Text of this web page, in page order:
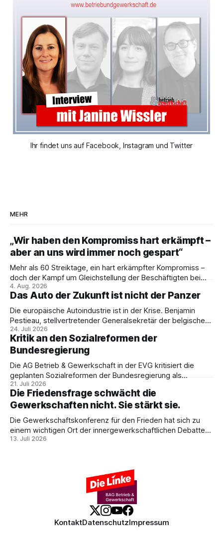
Ihr findet uns auf Facebook, Instagram und Twitter
MEHR
„Wir haben den Kompromiss hart erkämpft –
aber an uns wird immer noch gespart“
Mehr als 60 Streiktage, ein hart erkämpfter Kompromiss –
doch der Kampf um Gleichstellung der Beschäftigten bei
den Vivantes-Töchtern geht weiter. Im Gespräch mit Julia-
C. Stange zieht Nicodem Tomkowiak Bilanz des
Erzwingungsstreiks und formuliert klare Erwartungen an die
Politik.
4. Aug. 2026
Das Auto der Zukunft ist nicht der Panzer
Die europäische Autoindustrie ist in der Krise. Benjamin
Pestieau, stellvertretender Generalsekretär der belgischen
PTB, zeigt, warum das kein technisches Schicksal ist – und
weshalb die Antwort nicht Aufrüstung, sondern eine
demokratische Industriepolitik im Interesse der
Beschäftigten sein muss.
24. Juli 2026
Kritik an den Sozialreformen der
Bundesregierung
Die AG Betrieb & Gewerkschaft in der EVG kritisiert die
geplanten Sozialreformen der Bundesregierung als
Belastung für Beschäftigte und Sozialstaat. In ihrer
Stellungnahme fordert sie Umverteilung, Investitionen und
gemeinsamen gewerkschaftlichen Widerstand gegen
Sozialabbau.
21. Juli 2026
Die Friedensfrage schwächt die
Gewerkschaften nicht. Sie stärkt sie.
Die Gewerkschaftskonferenz für den Frieden hat sich zu
einem wichtigen Ort der innergewerkschaftlichen Debatte
entwickelt. Ulrike Eifler erklärt, warum Friedenspolitik und
13. Juli 2026
KontaktDatenschutzImpressum